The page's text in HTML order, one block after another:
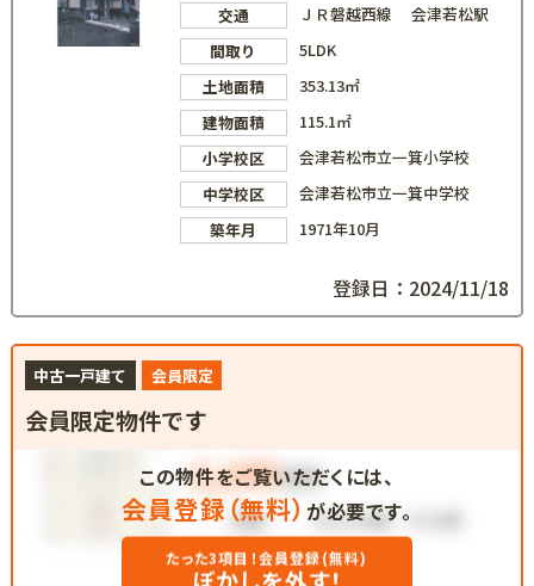
交通
ＪＲ磐越西線 会津若松駅
間取り
5LDK
土地面積
353.13㎡
建物面積
115.1㎡
小学校区
会津若松市立一箕小学校
中学校区
会津若松市立一箕中学校
築年月
1971年10月
登録日：2024/11/18
中古一戸建て 会員限定
会員限定物件です
この物件をご覧いただくには、
会員登録（無料） が必要です。
たった3項目！会員登録(無料)